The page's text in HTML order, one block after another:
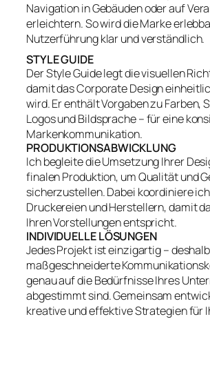
Navigation in Gebäuden oder auf
erleichtern. So wird die Marke
Nutzerführung klar und verständlich.
STYLE GUIDE
Der Style Guide legt die visuellen
damit das Corporate Design
wird. Er enthält Vorgaben zu Farben,
Logos und Bildsprache – für eine
Markenkommunikation.
PRODUKTIONSABWICKLUNG
Ich begleite die Umsetzung Ihrer
finalen Produktion, um Qualität und
sicherzustellen. Dabei koordiniere
Druckereien und Herstellern, damit
Ihren Vorstellungen entspricht.
INDIVIDUELLE LÖSUNGEN
Jedes Projekt ist einzigartig –
maßgeschneiderte
genau auf die Bedürfnisse Ihres
abgestimmt sind. Gemeinsam
kreative und effektive Strategien für